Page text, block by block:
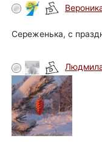
Сереженька, с